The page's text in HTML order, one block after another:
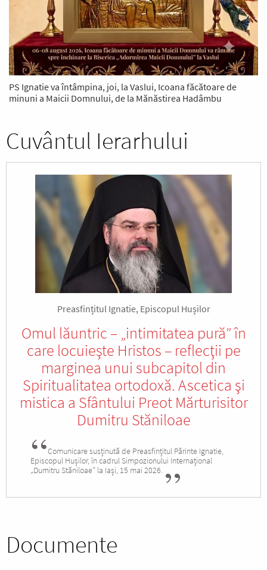
PS Ignatie va întâmpina, joi, la Vaslui, Icoana făcătoare de
minuni a Maicii Domnului, de la Mănăstirea Hadâmbu
Cuvântul Ierarhului
Preasfințitul Ignatie, Episcopul Hușilor
Omul lăuntric – „intimitatea pură” în
care locuieşte Hristos – reflecţii pe
marginea unui subcapitol din
Spiritualitatea ortodoxă. Ascetica şi
mistica a Sfântului Preot Mărturisitor
Dumitru Stăniloae
Comunicare susținută de Preasfințitul Părinte Ignatie,
Episcopul Hușilor, în cadrul Simpozionului Internațional
„Dumitru Stăniloae” la Iași, 15 mai 2026.
Documente